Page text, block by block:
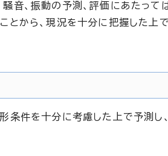
音、振動の予測、評価にあたって
から、現況を十分に把握した上
条件を十分に考慮した上で予測し